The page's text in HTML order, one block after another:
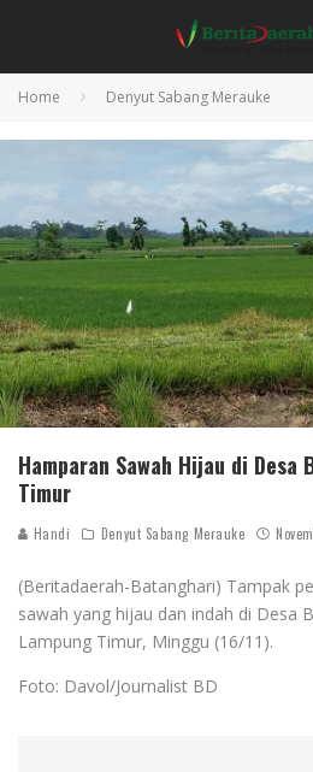
Home Denyut Sabang Merauke
Hamparan Sawah Hijau di Desa
Timur
Handi Denyut Sabang Merauke
(Beritadaerah-Batanghari) Tampak
sawah yang hijau dan indah di Desa
Lampung Timur, Minggu (16/11).
Foto: Davol/Journalist BD